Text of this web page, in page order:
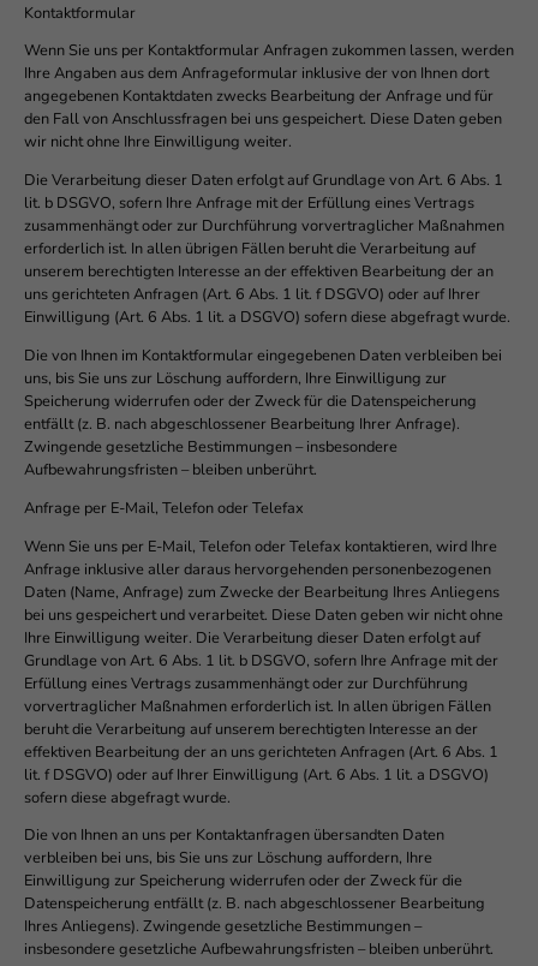
Kontaktformular
Wenn Sie uns per Kontaktformular Anfragen zukommen lassen, werden
Ihre Angaben aus dem Anfrageformular inklusive der von Ihnen dort
angegebenen Kontaktdaten zwecks Bearbeitung der Anfrage und für
den Fall von Anschlussfragen bei uns gespeichert. Diese Daten geben
wir nicht ohne Ihre Einwilligung weiter.
Die Verarbeitung dieser Daten erfolgt auf Grundlage von Art. 6 Abs. 1
lit. b DSGVO, sofern Ihre Anfrage mit der Erfüllung eines Vertrags
zusammenhängt oder zur Durchführung vorvertraglicher Maßnahmen
erforderlich ist. In allen übrigen Fällen beruht die Verarbeitung auf
unserem berechtigten Interesse an der effektiven Bearbeitung der an
uns gerichteten Anfragen (Art. 6 Abs. 1 lit. f DSGVO) oder auf Ihrer
Einwilligung (Art. 6 Abs. 1 lit. a DSGVO) sofern diese abgefragt wurde.
Die von Ihnen im Kontaktformular eingegebenen Daten verbleiben bei
uns, bis Sie uns zur Löschung auffordern, Ihre Einwilligung zur
Speicherung widerrufen oder der Zweck für die Datenspeicherung
entfällt (z. B. nach abgeschlossener Bearbeitung Ihrer Anfrage).
Zwingende gesetzliche Bestimmungen – insbesondere
Aufbewahrungsfristen – bleiben unberührt.
Anfrage per E-Mail, Telefon oder Telefax
Wenn Sie uns per E-Mail, Telefon oder Telefax kontaktieren, wird Ihre
Anfrage inklusive aller daraus hervorgehenden personenbezogenen
Daten (Name, Anfrage) zum Zwecke der Bearbeitung Ihres Anliegens
bei uns gespeichert und verarbeitet. Diese Daten geben wir nicht ohne
Ihre Einwilligung weiter. Die Verarbeitung dieser Daten erfolgt auf
Grundlage von Art. 6 Abs. 1 lit. b DSGVO, sofern Ihre Anfrage mit der
Erfüllung eines Vertrags zusammenhängt oder zur Durchführung
vorvertraglicher Maßnahmen erforderlich ist. In allen übrigen Fällen
beruht die Verarbeitung auf unserem berechtigten Interesse an der
effektiven Bearbeitung der an uns gerichteten Anfragen (Art. 6 Abs. 1
lit. f DSGVO) oder auf Ihrer Einwilligung (Art. 6 Abs. 1 lit. a DSGVO)
sofern diese abgefragt wurde.
Die von Ihnen an uns per Kontaktanfragen übersandten Daten
verbleiben bei uns, bis Sie uns zur Löschung auffordern, Ihre
Einwilligung zur Speicherung widerrufen oder der Zweck für die
Datenspeicherung entfällt (z. B. nach abgeschlossener Bearbeitung
Ihres Anliegens). Zwingende gesetzliche Bestimmungen –
insbesondere gesetzliche Aufbewahrungsfristen – bleiben unberührt.